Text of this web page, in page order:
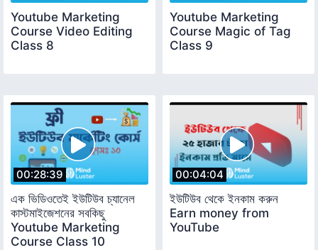
Youtube Marketing
Course Video Editing
Class 8
Youtube Marketing
Course Magic of Tag
Class 9
00:28:39
এক ভিডিওতেই ইউটিউব চ্যানেল
কাস্টমাইজেশনের সবকিছু
Youtube Marketing
Course Class 10
00:04:04
ইউটিউব থেকে ইনকাম করুন
Earn money from
YouTube